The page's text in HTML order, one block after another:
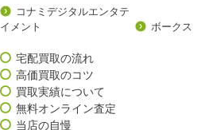
コナミデジタルエンタテ
イメント
ボークス
宅配買取の流れ
高価買取のコツ
買取実績について
無料オンライン査定
当店の自慢